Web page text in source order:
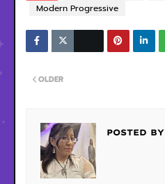
Modern Progressive
OLDER
POSTED BY